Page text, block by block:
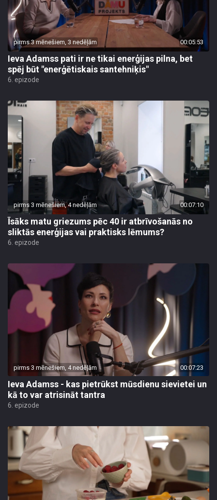
pirms 3 mēnešiem, 3 nedēļām 00:05:53
Ieva Adamss pati ir ne tikai enerģijas pilna, bet
spēj būt "enerģētiskais santehniķis"
6. epizode
pirms 3 mēnešiem, 4 nedēļām 00:07:10
Īsāks matu griezums pēc 40 ir atbrīvošanās no
sliktās enerģijas vai praktisks lēmums?
6. epizode
pirms 3 mēnešiem, 4 nedēļām 00:07:23
Ieva Adamss - kas pietrūkst mūsdienu sievietei un
kā to var atrisināt tantra
6. epizode